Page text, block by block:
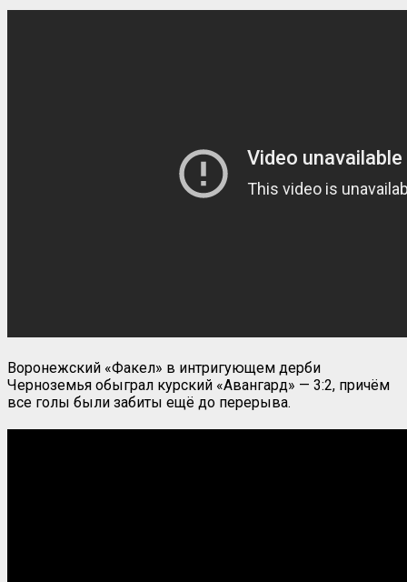
Воронежский «Факел» в интригующем дерби
Черноземья обыграл курский «Авангард» — 3:2, причём
все голы были забиты ещё до перерыва.